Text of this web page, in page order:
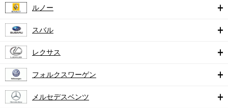
ルノー
スバル
レクサス
フォルクスワーゲン
メルセデスベンツ